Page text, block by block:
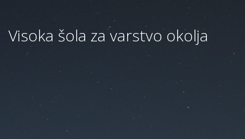
Visoka šola za varstvo okolja